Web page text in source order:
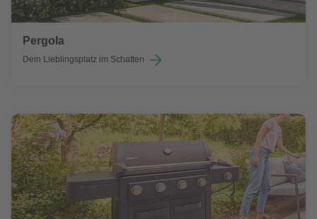
Pergola
Dein Lieblingsplatz im Schatten